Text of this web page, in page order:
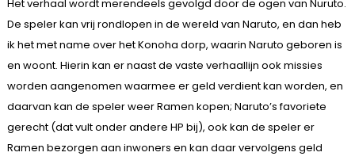
Het verhaal wordt merendeels gevolgd door de ogen van Nuruto.
De speler kan vrij rondlopen in de wereld van Naruto, en dan heb
ik het met name over het Konoha dorp, waarin Naruto geboren is
en woont. Hierin kan er naast de vaste verhaallijn ook missies
worden aangenomen waarmee er geld verdient kan worden, en
daarvan kan de speler weer Ramen kopen; Naruto’s favoriete
gerecht (dat vult onder andere HP bij), ook kan de speler er
Ramen bezorgen aan inwoners en kan daar vervolgens geld